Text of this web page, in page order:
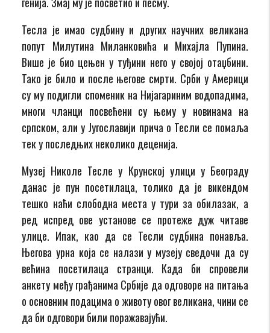
Тесла је имао судбину и других научних великана
попут Милутина Миланковића и Михајла Пупина.
Више је био цењен у туђини него у својој отаџбини.
Тако је било и после његове смрти. Срби у Америци
су му подигли споменик на Нијагариним водопадима,
многи чланци посвећени су њему у новинама на
српском, али у Југославији прича о Тесли се помаља
тек у последњих неколико деценија.
Музеј Николе Тесле у Крунској улици у Београду
данас је пун посетилаца, толико да је викендом
тешко наћи слободна места у тури за обилазак, а
ред испред ове установе се протеже дуж читаве
улице. Ипак, као да се Тесли судбина понавља.
Његова урна која се налази у музеју сведочи да су
већина посетилаца странци. Када би спровели
анкету међу грађанима Србије да одговоре на питања
о основним подацима о животу овог великана, чини се
да би одговори били поражавајући.